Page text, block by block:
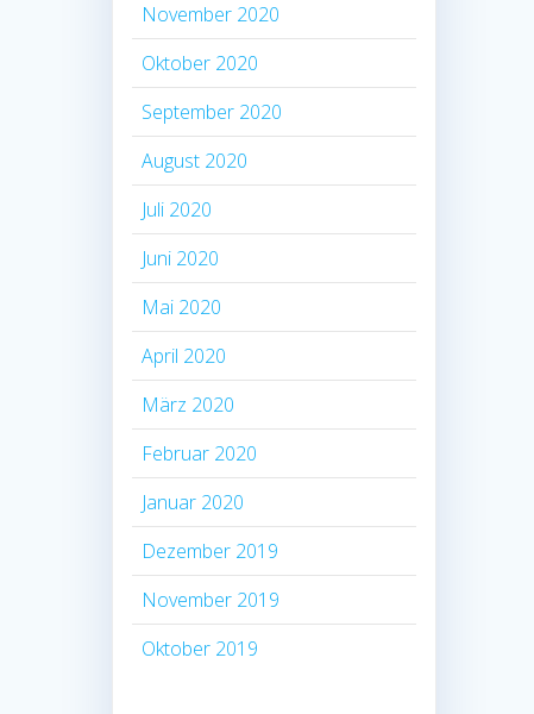
November 2020
Oktober 2020
September 2020
August 2020
Juli 2020
Juni 2020
Mai 2020
April 2020
März 2020
Februar 2020
Januar 2020
Dezember 2019
November 2019
Oktober 2019